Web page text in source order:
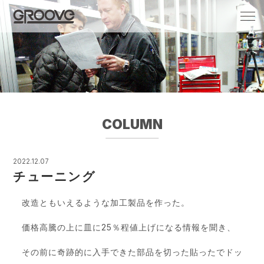
Groove 自転車 カフェ 輸入車・国産車のチ
ューニング/販売
COLUMN
2022.12.07
チューニング
改造ともいえるような加工製品を作った。
価格高騰の上に皿に25％程値上げになる情報を聞き、
その前に奇跡的に入手できた部品を切った貼ったでドッ